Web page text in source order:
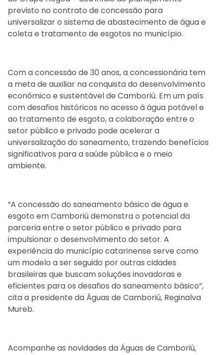
previsto no contrato de concessão para
universalizar o sistema de abastecimento de água e
coleta e tratamento de esgotos no município.
Com a concessão de 30 anos, a concessionária tem
a meta de auxiliar na conquista do desenvolvimento
econômico e sustentável de Camboriú. Em um país
com desafios históricos no acesso à água potável e
ao tratamento de esgoto, a colaboração entre o
setor público e privado pode acelerar a
universalização do saneamento, trazendo benefícios
significativos para a saúde pública e o meio
ambiente.
“A concessão do saneamento básico de água e
esgoto em Camboriú demonstra o potencial da
parceria entre o setor público e privado para
impulsionar o desenvolvimento do setor. A
experiência do município catarinense serve como
um modelo a ser seguido por outras cidades
brasileiras que buscam soluções inovadoras e
eficientes para os desafios do saneamento básico”,
cita a presidente da Águas de Camboriú, Reginalva
Mureb.
Acompanhe as novidades da Águas de Camboriú,